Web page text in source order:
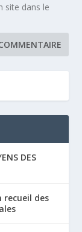
site dans le
DES
des